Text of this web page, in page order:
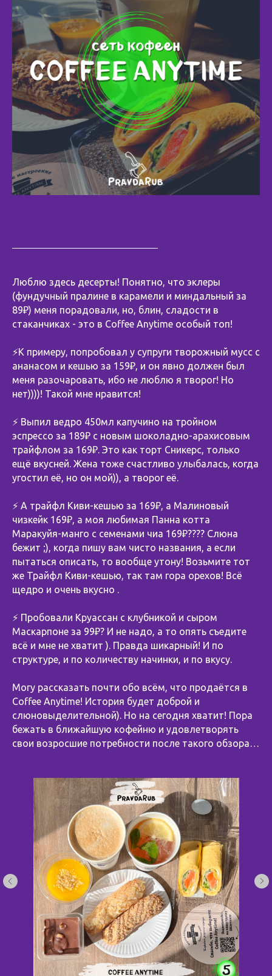
Люблю здесь десерты! Понятно, что эклеры
(фундучный пралине в карамели и миндальный за
89₽) меня порадовали, но, блин, сладости в
стаканчиках - это в Coffee Anytime особый топ!
⚡️К примеру, попробовал у супруги творожный мусс с
ананасом и кешью за 159₽, и он явно должен был
меня разочаровать, ибо не люблю я творог! Но
нет))))! Такой мне нравится!
⚡️ Выпил ведро 450мл капучино на тройном
эспрессо за 189₽ с новым шоколадно-арахисовым
трайфлом за 169₽. Это как торт Сникерс, только
ещё вкусней. Жена тоже счастливо улыбалась, когда
угостил её, но он мой)), а творог её.
⚡️ А трайфл Киви-кешью за 169₽, а Малиновый
чизкейк 169₽, а моя любимая Панна котта
Маракуйя-манго с семенами чиа 169₽???? Слюна
бежит ;), когда пишу вам чисто названия, а если
пытаться описать, то вообще утону! Возьмите тот
же Трайфл Киви-кешью, так там гора орехов! Всё
щедро и очень вкусно .
⚡️ Пробовали Круассан с клубникой и сыром
Маскарпоне за 99₽? И не надо, а то опять съедите
всё и мне не хватит ). Правда шикарный! И по
структуре, и по количеству начинки, и по вкусу.
Могу рассказать почти обо всём, что продаётся в
Coffee Anytime! История будет доброй и
слюновыделительной). Но на сегодня хватит! Пора
бежать в ближайшую кофейню и удовлетворять
свои возросшие потребности после такого обзора…